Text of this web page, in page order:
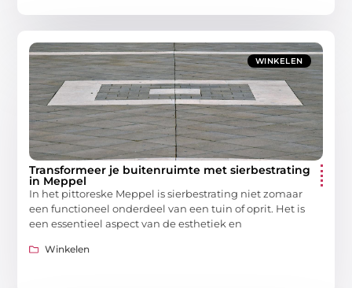
WINKELEN
Transformeer je buitenruimte met sierbestrating
in Meppel
In het pittoreske Meppel is sierbestrating niet zomaar
een functioneel onderdeel van een tuin of oprit. Het is
een essentieel aspect van de esthetiek en
Winkelen